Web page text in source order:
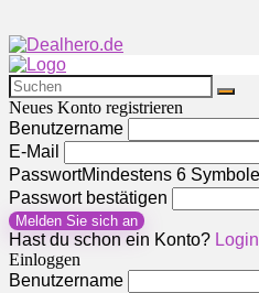
Neues Konto registrieren
Benutzername
E-Mail
PasswortMindestens 6 Symbole
Passwort bestätigen
Melden Sie sich an
Hast du schon ein Konto? Login
Einloggen
Benutzername